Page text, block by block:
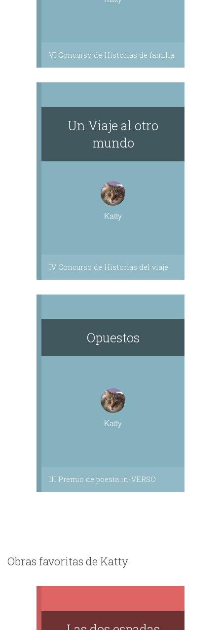
VI Concurso de Historias de familia
Un Viaje al otro
mundo
Katty
IV Concurso de Historias del viaje
Opuestos
Katty
III Premio de poesía in-VERSO
Obras favoritas de Katty